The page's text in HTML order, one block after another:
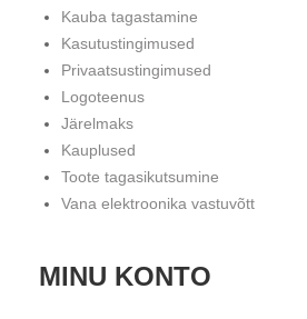
Kauba tagastamine
Kasutustingimused
Privaatsustingimused
Logoteenus
Järelmaks
Kauplused
Toote tagasikutsumine
Vana elektroonika vastuvõtt
MINU KONTO